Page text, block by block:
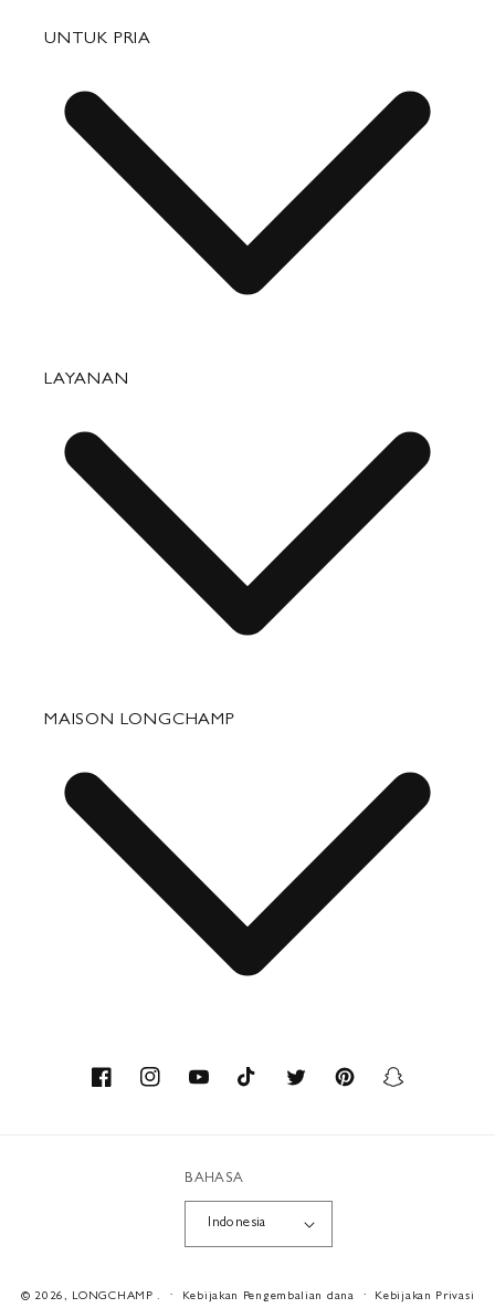
Perjalanan
Aksesori
UNTUK PRIA
Perjalanan
Aksesori
LAYANAN
Bagian Hubungan Media Kontak
Hubungi
MAISON LONGCHAMP
KeahlianFacebookInstagramYouTubeTikTokTwitter PinterestSnapchat
BAHASA
Indonesia
© 2026, LONGCHAMP . Kebijakan Pengembalian dana Kebijakan Privasi